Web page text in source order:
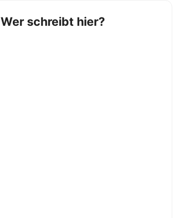
Wer schreibt hier?